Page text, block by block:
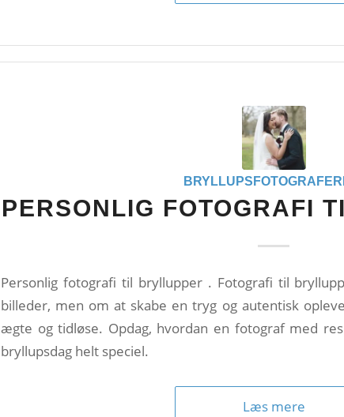
PERSONLIG FOTOGRAFI
Personlig fotografi til bryllupper . Fotografi til
billeder, men om at skabe en tryg og autentisk
ægte og tidløse. Opdag, hvordan en fotograf med
bryllupsdag helt speciel.
Læs mere